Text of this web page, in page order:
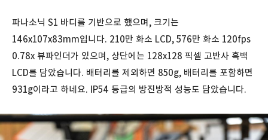
파나소닉 S1 바디를 기반으로 했으며, 크기는
146x107x83mm입니다. 210만 화소 LCD, 576만 화소 120fps
0.78x 뷰파인더가 있으며, 상단에는 128x128 픽셀 고반사 흑백
LCD를 담았습니다. 배터리를 제외하면 850g, 배터리를 포함하면
931g이라고 하네요. IP54 등급의 방진방적 성능도 담았습니다.